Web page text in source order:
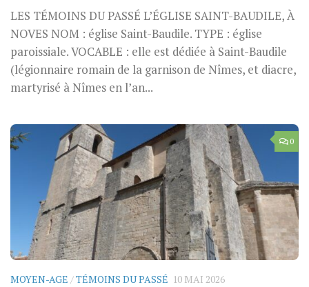
LES TÉMOINS DU PASSÉ L’ÉGLISE SAINT-BAUDILE, À
NOVES NOM : église Saint-Baudile. TYPE : église
paroissiale. VOCABLE : elle est dédiée à Saint-Baudile
(légionnaire romain de la garnison de Nîmes, et diacre,
martyrisé à Nîmes en l’an...
0
MOYEN-AGE /TÉMOINS DU PASSÉ 10 MAI 2026